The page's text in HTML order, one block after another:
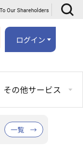
To Our Shareholders
ログイン
その他サービス
【重要】インターネ
一覧